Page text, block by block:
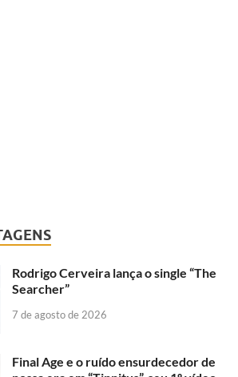
Rodrigo Cerveira lança o single “The
Searcher”
7 de agosto de 2026
Final Age e o ruído ensurdecedor de